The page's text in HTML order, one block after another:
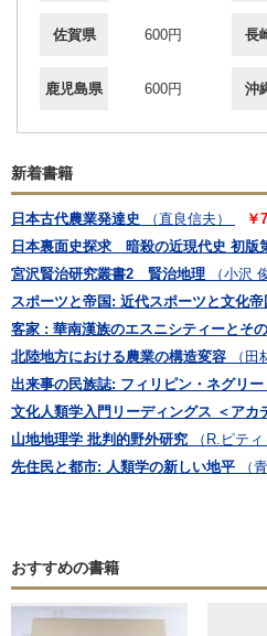
佐賀県 600円 長
鹿児島県 600円 沖
新着書籍
日本古代農業発達史 （直良信夫）
￥
日本裏面史探求 暗殺の近現代史 初版
宮沢賢治研究叢書2 賢治地理
（小沢
スポーツと帝国: 近代スポーツと文化
客家 : 華南漢族のエスニシティーとそ
北陸地方における農業の構造変容
（
出来事の民族誌: フィリピン・ネグリ
文化人類学入門リーディングス ＜アカ
山地地理学 批判的野外研究
（R.ピテ
先住民と都市: 人類学の新しい地平
（
おすすめの書籍